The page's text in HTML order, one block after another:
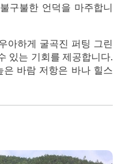
구불한 언덕을 마주합니
아하게 굴곡진 퍼팅 그린
있는 기회를 제공합니다.
은 바람 저항은 바나 힐스